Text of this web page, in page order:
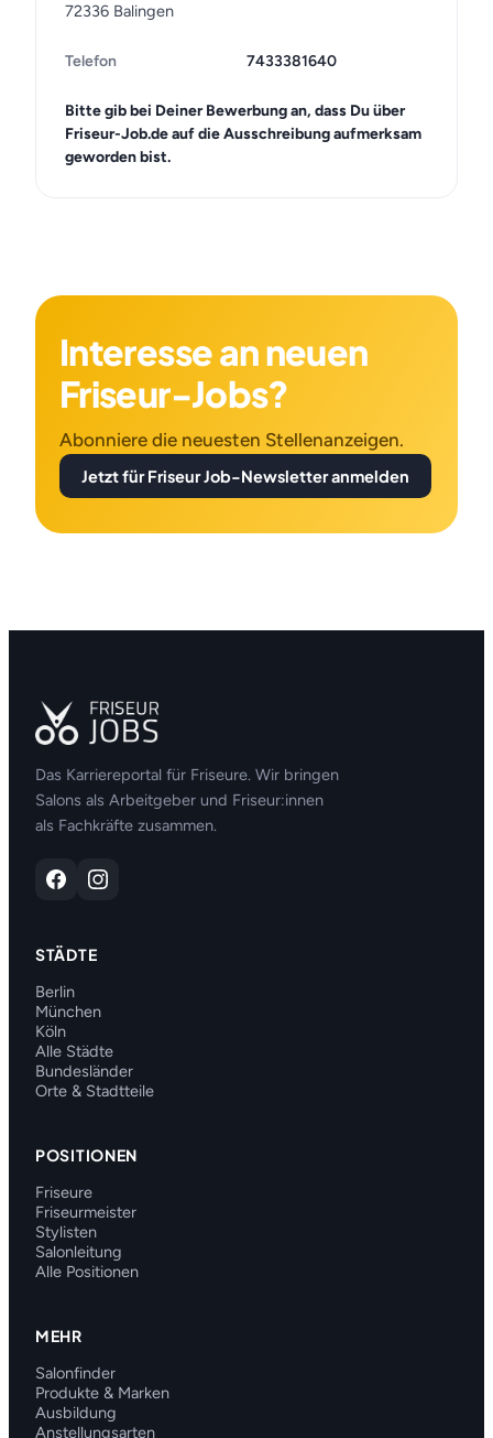
72336 Balingen
Telefon 7433381640
Bitte gib bei Deiner Bewerbung an, dass Du über
Friseur-Job.de auf die Ausschreibung aufmerksam
geworden bist.
Interesse an neuen
Friseur-Jobs?
Abonniere die neuesten Stellenanzeigen.
Jetzt für Friseur Job-Newsletter anmelden
Das Karriereportal für Friseure. Wir bringen
Salons als Arbeitgeber und Friseur:innen
als Fachkräfte zusammen.
STÄDTE
Berlin
München
Köln
Alle Städte
Bundesländer
Orte & Stadtteile
POSITIONEN
Friseure
Friseurmeister
Stylisten
Salonleitung
Alle Positionen
MEHR
Salonfinder
Produkte & Marken
Ausbildung
Anstellungsarten